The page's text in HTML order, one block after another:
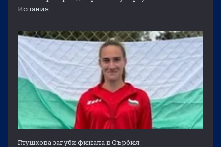
Испания
Глушкова загуби финала в Сърбия